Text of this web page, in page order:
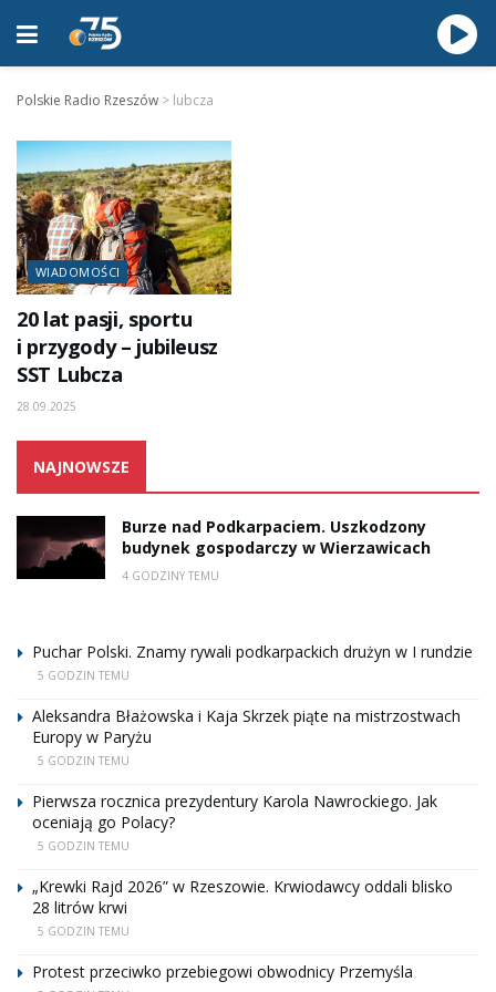
Polskie Radio Rzeszów > lubcza
WIADOMOŚCI
20 lat pasji, sportu
i przygody – jubileusz
SST Lubcza
28.09.2025
NAJNOWSZE
Burze nad Podkarpaciem. Uszkodzony
budynek gospodarczy w Wierzawicach
4 GODZINY TEMU
Puchar Polski. Znamy rywali podkarpackich drużyn w I rundzie
5 GODZIN TEMU
Aleksandra Błażowska i Kaja Skrzek piąte na mistrzostwach
Europy w Paryżu
5 GODZIN TEMU
Pierwsza rocznica prezydentury Karola Nawrockiego. Jak
oceniają go Polacy?
5 GODZIN TEMU
„Krewki Rajd 2026” w Rzeszowie. Krwiodawcy oddali blisko
28 litrów krwi
5 GODZIN TEMU
Protest przeciwko przebiegowi obwodnicy Przemyśla